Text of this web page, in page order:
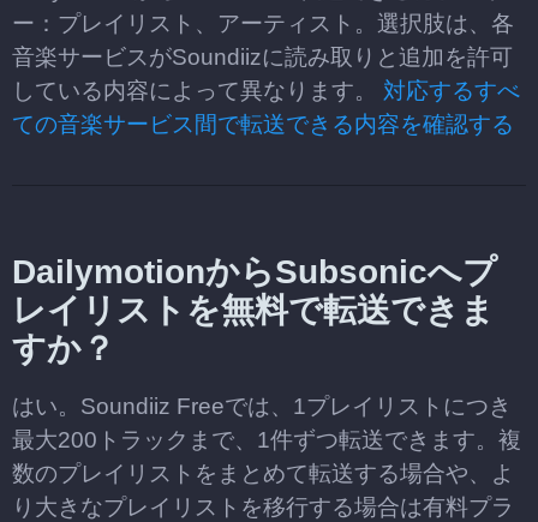
ー：プレイリスト、アーティスト。選択肢は、各
音楽サービスがSoundiizに読み取りと追加を許可
している内容によって異なります。 対応するすべ
ての音楽サービス間で転送できる内容を確認する
DailymotionからSubsonicへプ
レイリストを無料で転送できま
すか？
はい。Soundiiz Freeでは、1プレイリストにつき
最大200トラックまで、1件ずつ転送できます。複
数のプレイリストをまとめて転送する場合や、よ
り大きなプレイリストを移行する場合は有料プラ